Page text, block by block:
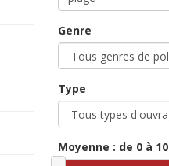
Genre
Type
Moyenne : de 0 à 10